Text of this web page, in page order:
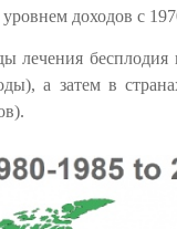
доходов с
лечения
а затем в